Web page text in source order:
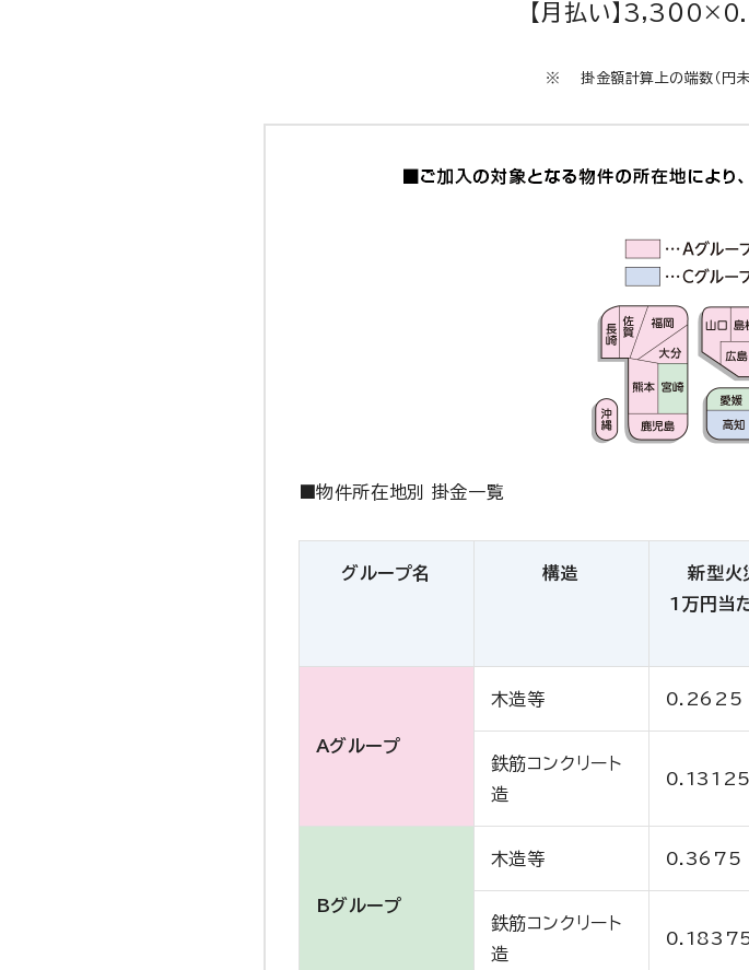
【月払い】3,3０
掛金額計算上の端数（円
■物件所在地別 掛金一覧
グループ名 構造
新型火
1万円当
Aグループ
木造等 0.2625
鉄筋コンクリート
造
0.13125
Bグループ
木造等 0.3675
鉄筋コンクリート
造